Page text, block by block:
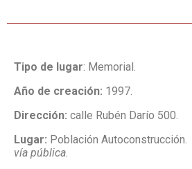
Tipo de lugar: Memorial.
Año de creación: 1997.
Dirección: calle Rubén Darío 500.
Lugar: Población Autoconstrucción.
vía pública.